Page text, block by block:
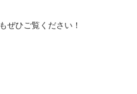
もぜひご覧ください！